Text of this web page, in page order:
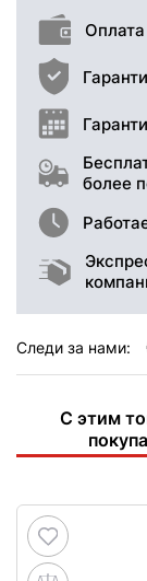
более
Следи за нами:
С этим